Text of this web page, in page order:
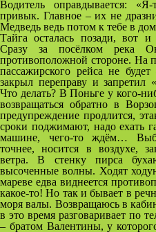
Водитель оправдывается:
привык. Главное – их не
Медведь ведь потом к тебе в
Тайга осталась позади, вот
Сразу за посёлком река
противоположной стороне. На
пассажирского рейса не
закрыл переправу и запретил
Что делать? В Поньге у кого-
возвращаться обратно в
предупреждение продлится,
сроки поджимают, надо ехать
машине, чего-то ждём…
точнее, носится в воздухе,
ветра. В стенку пирса
высоченные волны. Ходят
мареве едва виднеется
какое-то! Но так и бывает в
моря валы. Возвращаюсь в
в это время разговаривает по
– братом Валентины, у